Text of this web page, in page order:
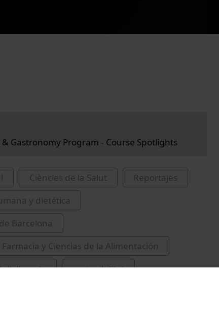
& Gastronomy Program - Course Spotlights
Ciències de la Salut
Reportajes
y dietética
Barcelona
y Ciencias de la Alimentación
d'aliments
sostenibilitat